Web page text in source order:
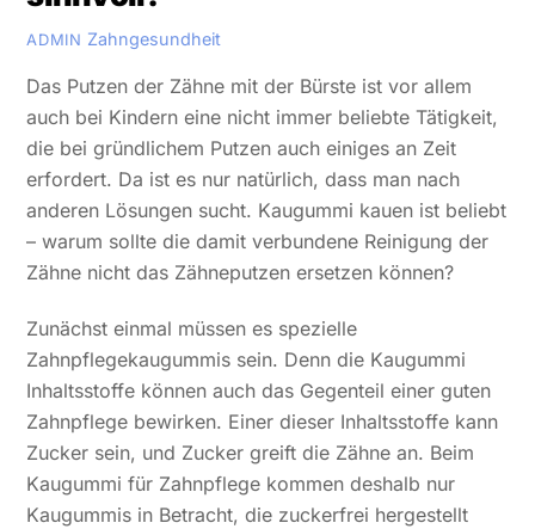
ADMIN Zahngesundheit
Das Putzen der Zähne mit der Bürste ist vor allem
auch bei Kindern eine nicht immer beliebte Tätigkeit,
die bei gründlichem Putzen auch einiges an Zeit
erfordert. Da ist es nur natürlich, dass man nach
anderen Lösungen sucht. Kaugummi kauen ist beliebt
– warum sollte die damit verbundene Reinigung der
Zähne nicht das Zähneputzen ersetzen können?
Zunächst einmal müssen es spezielle
Zahnpflegekaugummis sein. Denn die Kaugummi
Inhaltsstoffe können auch das Gegenteil einer guten
Zahnpflege bewirken. Einer dieser Inhaltsstoffe kann
Zucker sein, und Zucker greift die Zähne an. Beim
Kaugummi für Zahnpflege kommen deshalb nur
Kaugummis in Betracht, die zuckerfrei hergestellt